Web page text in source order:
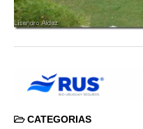
CATEGORIAS